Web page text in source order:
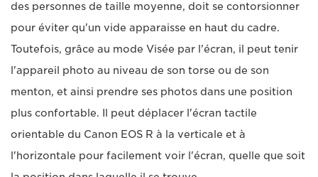
des personnes de taille moyenne, doit se contorsionner
pour éviter qu'un vide apparaisse en haut du cadre.
Toutefois, grâce au mode Visée par l'écran, il peut tenir
l'appareil photo au niveau de son torse ou de son
menton, et ainsi prendre ses photos dans une position
plus confortable. Il peut déplacer l'écran tactile
orientable du Canon EOS R à la verticale et à
l'horizontale pour facilement voir l'écran, quelle que soit